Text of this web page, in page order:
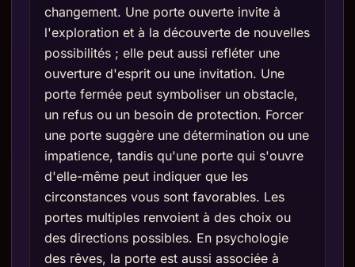
changement. Une porte ouverte invite à
l'exploration et à la découverte de nouvelles
possibilités ; elle peut aussi refléter une
ouverture d'esprit ou une invitation. Une
porte fermée peut symboliser un obstacle,
un refus ou un besoin de protection. Forcer
une porte suggère une détermination ou une
impatience, tandis qu'une porte qui s'ouvre
d'elle-même peut indiquer que les
circonstances vous sont favorables. Les
portes multiples renvoient à des choix ou
des directions possibles. En psychologie
des rêves, la porte est aussi associée à